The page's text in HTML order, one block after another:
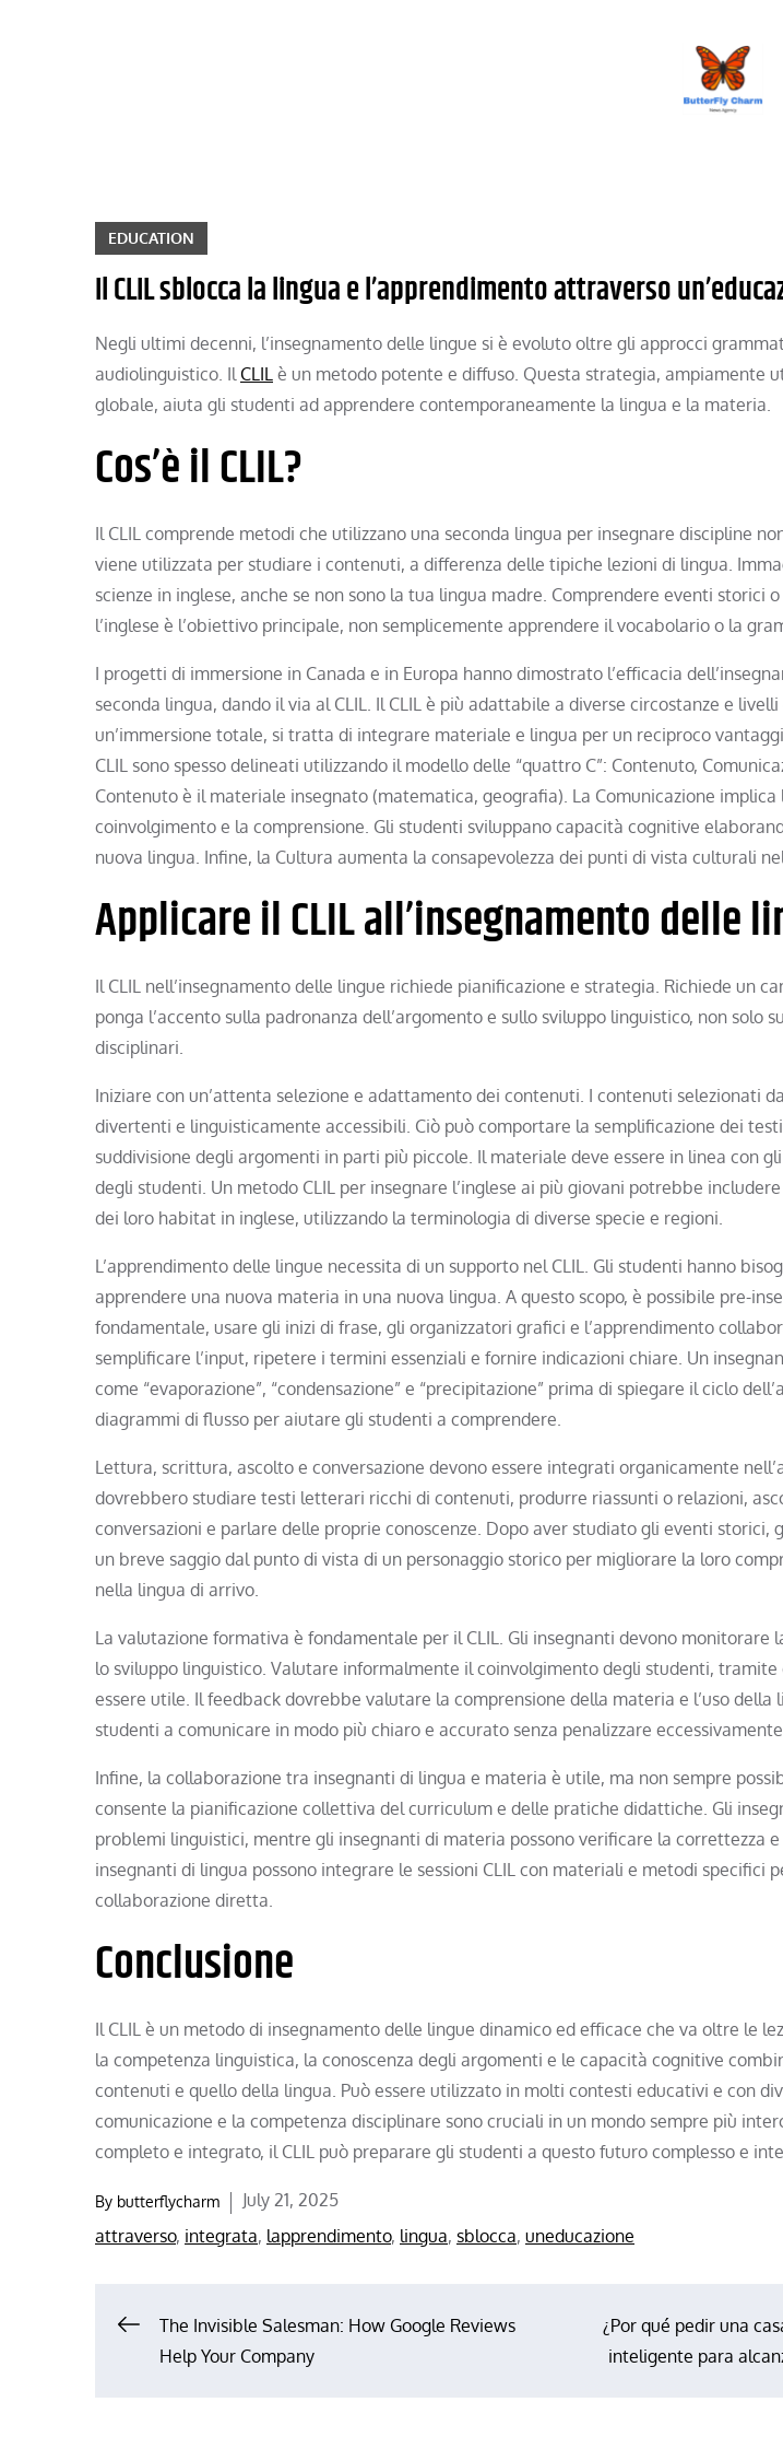
EDUCATION
Il CLIL sblocca la lingua e l’apprendimento attraverso
Negli ultimi decenni, l’insegnamento delle lingue si è evoluto oltre gli approcci
audiolinguistico. Il CLIL è un metodo potente e diffuso. Questa strategia, ampiamente
globale, aiuta gli studenti ad apprendere contemporaneamente la lingua e la materia.
Cos’è il CLIL?
Il CLIL comprende metodi che utilizzano una seconda lingua per insegnare discipline
viene utilizzata per studiare i contenuti, a differenza delle tipiche lezioni di lingua.
scienze in inglese, anche se non sono la tua lingua madre. Comprendere eventi storici
l’inglese è l’obiettivo principale, non semplicemente apprendere il vocabolario o la
I progetti di immersione in Canada e in Europa hanno dimostrato l’efficacia
seconda lingua, dando il via al CLIL. Il CLIL è più adattabile a diverse circostanze e
un’immersione totale, si tratta di integrare materiale e lingua per un reciproco
CLIL sono spesso delineati utilizzando il modello delle “quattro C”: Contenuto,
Contenuto è il materiale insegnato (matematica, geografia). La Comunicazione implica
coinvolgimento e la comprensione. Gli studenti sviluppano capacità cognitive
nuova lingua. Infine, la Cultura aumenta la consapevolezza dei punti di vista culturali
Applicare il CLIL all’insegnamento delle
Il CLIL nell’insegnamento delle lingue richiede pianificazione e strategia. Richiede un
ponga l’accento sulla padronanza dell’argomento e sullo sviluppo linguistico, non solo
disciplinari.
Iniziare con un’attenta selezione e adattamento dei contenuti. I contenuti selezionati
divertenti e linguisticamente accessibili. Ciò può comportare la semplificazione dei
suddivisione degli argomenti in parti più piccole. Il materiale deve essere in linea con
degli studenti. Un metodo CLIL per insegnare l’inglese ai più giovani potrebbe
dei loro habitat in inglese, utilizzando la terminologia di diverse specie e regioni.
L’apprendimento delle lingue necessita di un supporto nel CLIL. Gli studenti hanno
apprendere una nuova materia in una nuova lingua. A questo scopo, è possibile pre-
fondamentale, usare gli inizi di frase, gli organizzatori grafici e l’apprendimento
semplificare l’input, ripetere i termini essenziali e fornire indicazioni chiare. Un
come “evaporazione”, “condensazione” e “precipitazione” prima di spiegare il ciclo
diagrammi di flusso per aiutare gli studenti a comprendere.
Lettura, scrittura, ascolto e conversazione devono essere integrati organicamente
dovrebbero studiare testi letterari ricchi di contenuti, produrre riassunti o relazioni,
conversazioni e parlare delle proprie conoscenze. Dopo aver studiato gli eventi
un breve saggio dal punto di vista di un personaggio storico per migliorare la loro
nella lingua di arrivo.
La valutazione formativa è fondamentale per il CLIL. Gli insegnanti devono monitorare
lo sviluppo linguistico. Valutare informalmente il coinvolgimento degli studenti, tramite
essere utile. Il feedback dovrebbe valutare la comprensione della materia e l’uso della
studenti a comunicare in modo più chiaro e accurato senza penalizzare
Infine, la collaborazione tra insegnanti di lingua e materia è utile, ma non sempre
consente la pianificazione collettiva del curriculum e delle pratiche didattiche. Gli
problemi linguistici, mentre gli insegnanti di materia possono verificare la correttezza
insegnanti di lingua possono integrare le sessioni CLIL con materiali e metodi specifici
collaborazione diretta.
Conclusione
Il CLIL è un metodo di insegnamento delle lingue dinamico ed efficace che va oltre le
la competenza linguistica, la conoscenza degli argomenti e le capacità cognitive
contenuti e quello della lingua. Può essere utilizzato in molti contesti educativi e con
comunicazione e la competenza disciplinare sono cruciali in un mondo sempre più
completo e integrato, il CLIL può preparare gli studenti a questo futuro complesso e
By butterflycharm
Posted
on
July 21, 2025
attraverso, integrata, lapprendimento, lingua, sblocca, uneducazione
PostThe Invisible Salesman: How Google Reviews
Help Your Company
¿Por qué pedir una
inteligente para